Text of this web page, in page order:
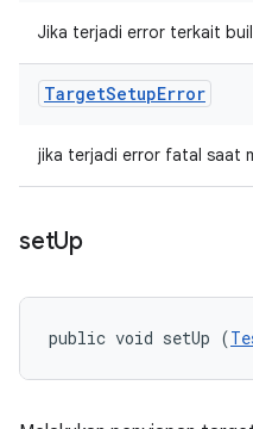
Jika terjadi error terkait
TargetSetupError
jika terjadi error fatal saat
setUp
public void setUp (